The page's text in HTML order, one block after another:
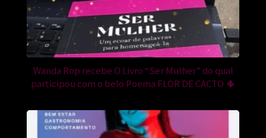
Wanda Rop recebe O Livro “Ser Mulher” do qual
participou com o belo Poema FLOR DE CACTO 🌵